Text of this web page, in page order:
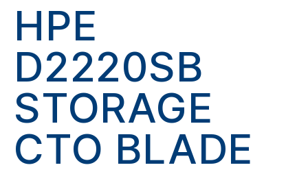
HPE
D2220SB
STORAGE
CTO BLADE